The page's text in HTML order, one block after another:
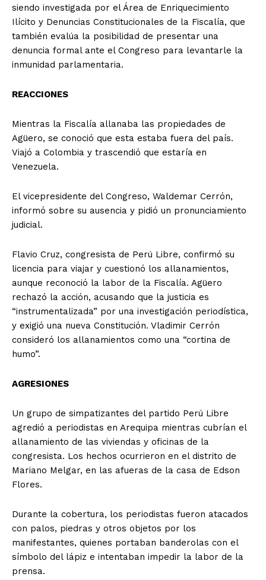
siendo investigada por el Área de Enriquecimiento
Ilícito y Denuncias Constitucionales de la Fiscalía, que
también evalúa la posibilidad de presentar una
denuncia formal ante el Congreso para levantarle la
inmunidad parlamentaria.
REACCIONES
Mientras la Fiscalía allanaba las propiedades de
Agüero, se conoció que esta estaba fuera del país.
Viajó a Colombia y trascendió que estaría en
Venezuela.
El vicepresidente del Congreso, Waldemar Cerrón,
informó sobre su ausencia y pidió un pronunciamiento
judicial.
Flavio Cruz, congresista de Perú Libre, confirmó su
licencia para viajar y cuestionó los allanamientos,
aunque reconoció la labor de la Fiscalía. Agüero
rechazó la acción, acusando que la justicia es
“instrumentalizada” por una investigación periodística,
y exigió una nueva Constitución. Vladimir Cerrón
consideró los allanamientos como una “cortina de
humo”.
AGRESIONES
Un grupo de simpatizantes del partido Perú Libre
agredió a periodistas en Arequipa mientras cubrían el
allanamiento de las viviendas y oficinas de la
congresista. Los hechos ocurrieron en el distrito de
Mariano Melgar, en las afueras de la casa de Edson
Flores.
Durante la cobertura, los periodistas fueron atacados
con palos, piedras y otros objetos por los
manifestantes, quienes portaban banderolas con el
símbolo del lápiz e intentaban impedir la labor de la
prensa.